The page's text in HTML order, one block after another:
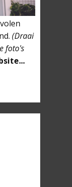
(Draai
foto's